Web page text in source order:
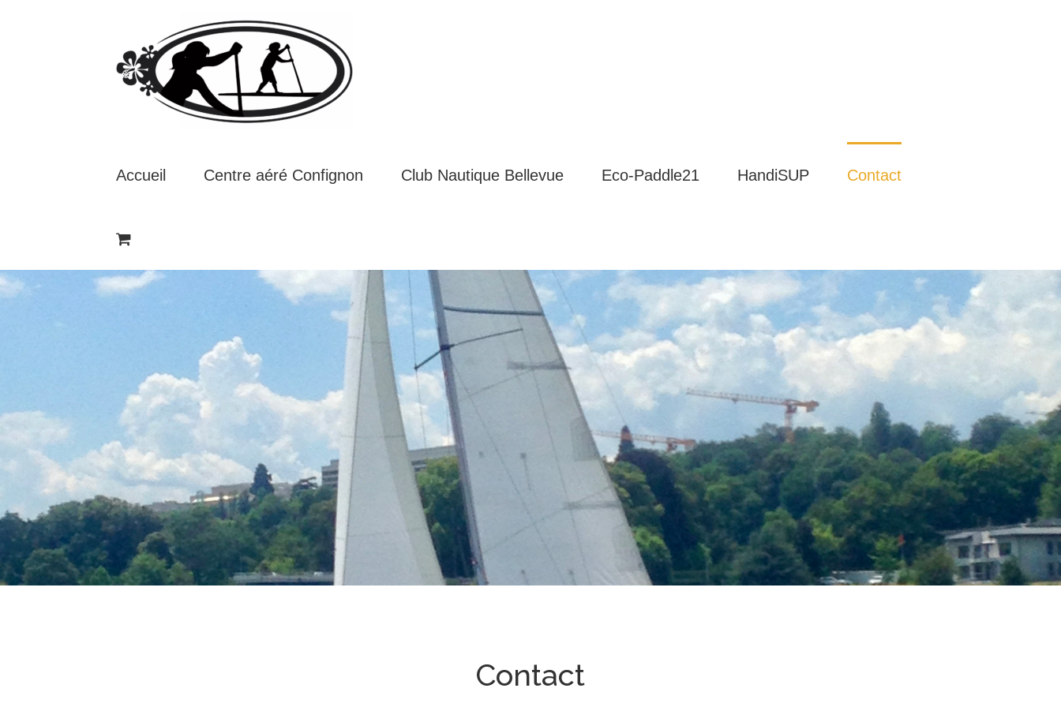
Accueil Centre aéré Confignon Club Nautique Bellevue Eco-Paddle21 HandiSUP Contact
Contact